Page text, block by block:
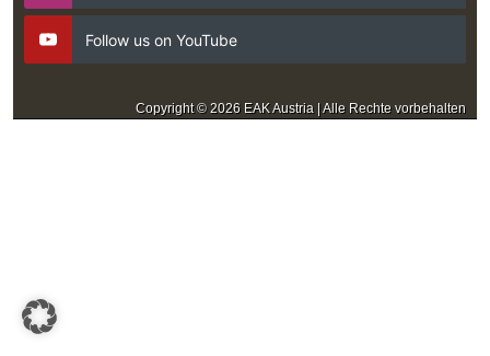
Follow us on YouTube
Copyright © 2026 EAK Austria | Alle Rechte vorbehalten